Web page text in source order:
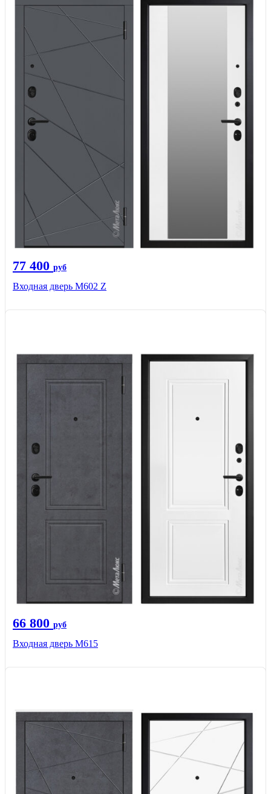
77 400 руб
Входная дверь М602 Z
66 800 руб
Входная дверь М615